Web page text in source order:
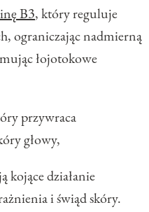
B3, który reguluje
ograniczając nadmierną
łojotokowe
przywraca
głowy,
kojące działanie
i świąd skóry.